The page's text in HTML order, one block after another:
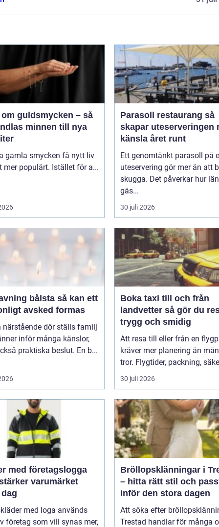
guldsmycken – så
minnen till nya
gamla smycken få nytt liv
mer populärt. Istället för a...
Parasoll restaurang så
skapar uteserveringen
känsla året runt
Ett genomtänkt parasoll på
uteservering gör mer än att
skugga. Det påverkar hur
gäs...
30 juli 2026
bålsta så kan ett
avsked formas
närstående dör ställs familj
inför många känslor,
praktiska beslut. En b...
Boka taxi till och från
landvetter så gör du resan
trygg och smidig
Att resa till eller från en
kräver mer planering än
tror. Flygtider, packning,
30 juli 2026
med företagslogga
varumärket
med loga används
företag som vill synas mer,
Bröllopsklänningar i
– hitta rätt stil och
inför den stora dagen
Att söka efter
Trestad handlar för många